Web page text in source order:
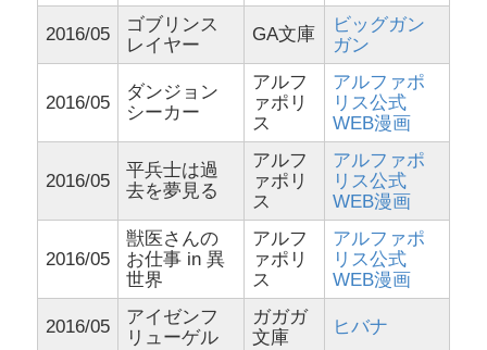
2016/05
ゴブリンス
レイヤー
GA文庫
ビッグガン
ガン
2016/05
ダンジョン
シーカー
アルフ
ァポリ
ス
アルファポ
リス公式
WEB漫画
2016/05
平兵士は過
去を夢見る
アルフ
ァポリ
ス
アルファポ
リス公式
WEB漫画
2016/05
獣医さんの
お仕事 in 異
世界
アルフ
ァポリ
ス
アルファポ
リス公式
WEB漫画
2016/05
アイゼンフ
リューゲル
ガガガ
文庫
ヒバナ